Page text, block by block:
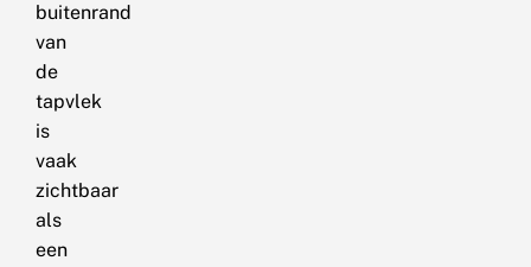
buitenrand
van
de
tapvlek
is
vaak
zichtbaar
als
een